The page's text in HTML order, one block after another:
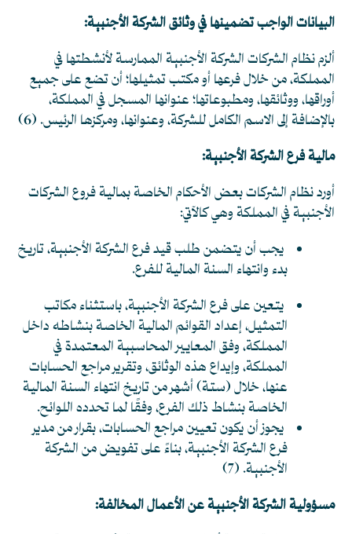
البيانات الواجب تضمينها في وثائق الشركة الأجنبية:
ألزم نظام الشركات الشركة الأجنبية الممارسة لأنشطتها في
المملكة، من خلال فرعها أو مكتب تمثيلها؛ أن تضع على جميع
أوراقها، ووثائقها، ومطبوعاتها؛ عنوانها المسجل في المملكة،
بالإضافة إلى الاسم الكامل للشركة، وعنوانها، ومركزها الرئيس. (6)
مالية فرع الشركة الأجنبية:
أورد نظام الشركات بعض الأحكام الخاصة بمالية فروع الشركات
الأجنبية في المملكة وهي كالآتي:
يجب أن يتضمن طلب قيد فرع الشركة الأجنبية، تاريخ
بدء وانتهاء السنة المالية للفرع.
يتعين على فرع الشركة الأجنبية، باستثناء مكاتب
التمثيل، إعداد القوائم المالية الخاصة بنشاطه داخل
المملكة، وفق المعايير المحاسبية المعتمدة في
المملكة، وإيداع هذه الوثائق، وتقرير مراجع الحسابات
عنها، خلال (ستة) أشهر من تاريخ انتهاء السنة المالية
الخاصة بنشاط ذلك الفرع، وفقًا لما تحدده اللوائح.
يجوز أن يكون تعيين مراجع الحسابات، بقرار من مدير
فرع الشركة الأجنبية، بناءً على تفويض من الشركة
الأجنبية. (7)
مسؤولية الشركة الأجنبية عن الأعمال المخالفة: